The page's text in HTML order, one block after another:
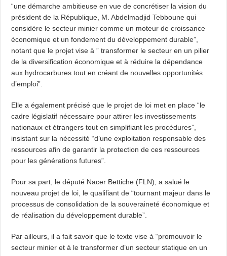
“une démarche ambitieuse en vue de concrétiser la vision du
président de la République, M. Abdelmadjid Tebboune qui
considère le secteur minier comme un moteur de croissance
économique et un fondement du développement durable”,
notant que le projet vise à ” transformer le secteur en un pilier
de la diversification économique et à réduire la dépendance
aux hydrocarbures tout en créant de nouvelles opportunités
d’emploi”.
Elle a également précisé que le projet de loi met en place “le
cadre législatif nécessaire pour attirer les investissements
nationaux et étrangers tout en simplifiant les procédures”,
insistant sur la nécessité “d’une exploitation responsable des
ressources afin de garantir la protection de ces ressources
pour les générations futures”.
Pour sa part, le député Nacer Bettiche (FLN), a salué le
nouveau projet de loi, le qualifiant de “tournant majeur dans le
processus de consolidation de la souveraineté économique et
de réalisation du développement durable”.
Par ailleurs, il a fait savoir que le texte vise à “promouvoir le
secteur minier et à le transformer d’un secteur statique en un